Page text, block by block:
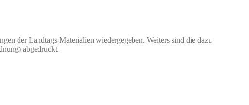
der Landtags-Materialien wiedergegeben. Weiters sind die dazu
abgedruckt.